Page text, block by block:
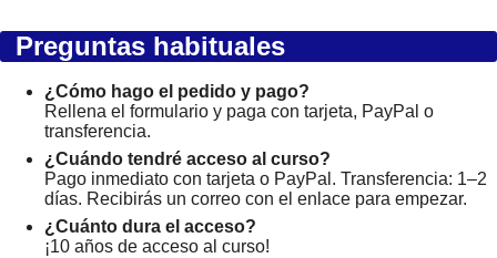
Preguntas habituales
¿Cómo hago el pedido y pago?
Rellena el formulario y paga con tarjeta, PayPal o
transferencia.
¿Cuándo tendré acceso al curso?
Pago inmediato con tarjeta o PayPal. Transferencia: 1–2
días. Recibirás un correo con el enlace para empezar.
¿Cuánto dura el acceso?
¡10 años de acceso al curso!